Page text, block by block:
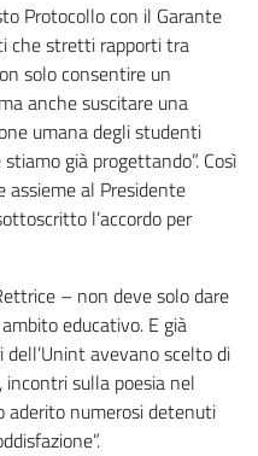
Protocollo con il Garante
che stretti rapporti tra
solo consentire un
anche suscitare una
umana degli studenti
già progettando”. Così
assieme al Presidente
l’accordo per
– non deve solo dare
educativo. E già
avevano scelto di
sulla poesia nel
aderito numerosi detenuti